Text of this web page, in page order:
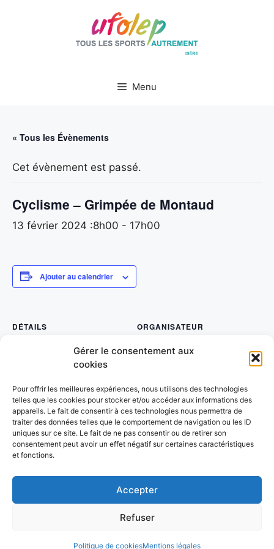
Gérer le consentement aux
cookies
Pour offrir les meilleures expériences, nous utilisons des technologies
telles que les cookies pour stocker et/ou accéder aux informations des
appareils. Le fait de consentir à ces technologies nous permettra de
traiter des données telles que le comportement de navigation ou les ID
uniques sur ce site. Le fait de ne pas consentir ou de retirer son
consentement peut avoir un effet négatif sur certaines caractéristiques
et fonctions.
Accepter
Refuser
Politique de cookiesMentions légales
Menu
« Tous les Évènements
Cet évènement est passé.
Cyclisme – Grimpée de Montaud
13 février 2024 :8h00 - 17h00
Ajouter au calendrier
DÉTAILS
Catégorie d’Évènement:
Cyclisme
LIEU
Saint-Quentin-sur-Isère (38)
France
+ Google Map
ORGANISATEUR
© 2026 UFOLEP 38• Construit avecGeneratePress